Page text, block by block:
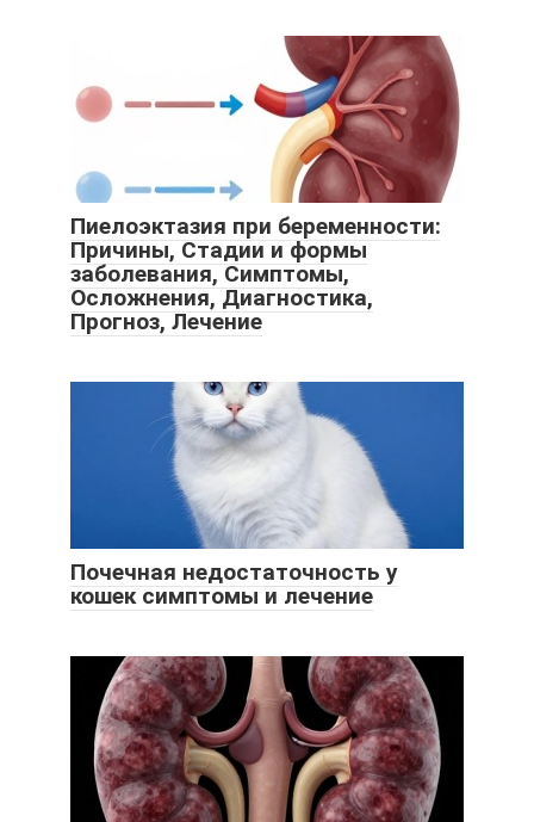
Пиелоэктазия при беременности:
Причины, Стадии и формы
заболевания, Симптомы,
Осложнения, Диагностика,
Прогноз, Лечение
Почечная недостаточность у
кошек симптомы и лечение